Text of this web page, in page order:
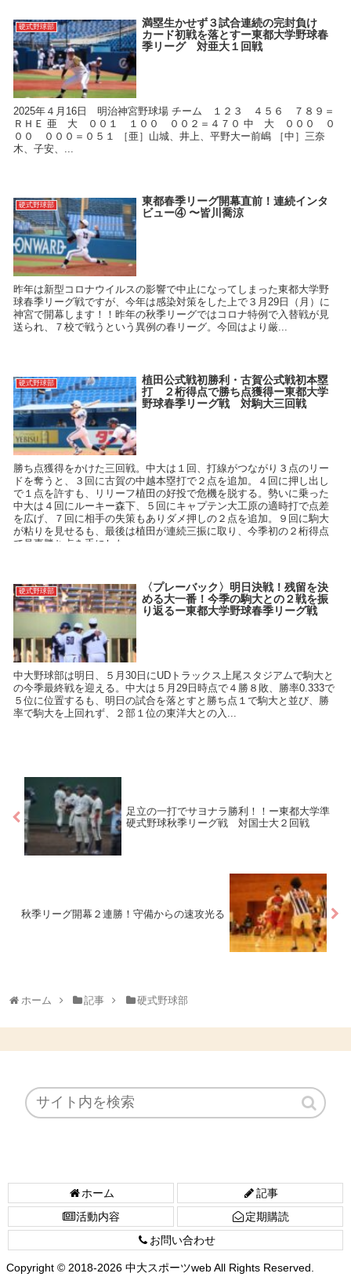
硬式野球部
満塁生かせず３試合連続の完封負け
カード初戦を落とすー東都大学野球春
季リーグ 対亜大１回戦
2025年４月16日 明治神宮野球場 チーム １２３ ４５６ ７８９＝
ＲＨＥ 亜 大 ００１ １００ ００２＝４７０ 中 大 ０００ ０
００ ０００＝０５１ ［亜］山城、井上、平野大ー前嶋 ［中］三奈
木、子安、...
硬式野球部
東都春季リーグ開幕直前！連続インタ
ビュー④ 〜皆川喬涼
昨年は新型コロナウイルスの影響で中止になってしまった東都大学野
球春季リーグ戦ですが、今年は感染対策をした上で３月29日（月）に
神宮で開幕します！！昨年の秋季リーグではコロナ特例で入替戦が見
送られ、７校で戦うという異例の春リーグ。今回はより厳...
硬式野球部
植田公式戦初勝利・古賀公式戦初本塁
打 ２桁得点で勝ち点獲得ー東都大学
野球春季リーグ戦 対駒大三回戦
勝ち点獲得をかけた三回戦。中大は１回、打線がつながり３点のリー
ドを奪うと、３回に古賀の中越本塁打で２点を追加。４回に押し出し
で１点を許すも、リリーフ植田の好投で危機を脱する。勢いに乗った
中大は４回にルーキー森下、５回にキャプテン大工原の適時打で点差
を広げ、７回に相手の失策もありダメ押しの２点を追加。９回に駒大
が粘りを見せるも、最後は植田が連続三振に取り、今季初の２桁得点
で見事勝ち点を手にした。
硬式野球部
〈プレーバック〉明日決戦！残留を決
める大一番！今季の駒大との２戦を振
り返るー東都大学野球春季リーグ戦
中大野球部は明日、５月30日にUDトラックス上尾スタジアムで駒大と
の今季最終戦を迎える。中大は５月29日時点で４勝８敗、勝率0.333で
５位に位置するも、明日の試合を落とすと勝ち点１で駒大と並び、勝
率で駒大を上回れず、２部１位の東洋大との入...
足立の一打でサヨナラ勝利！！ー東都大学準
硬式野球秋季リーグ戦 対国士大２回戦
秋季リーグ開幕２連勝！守備からの速攻光る
ホーム 記事 硬式野球部
ホーム
記事
活動内容
定期購読
お問い合わせ
Copyright © 2018-2026 中大スポーツweb All Rights Reserved.